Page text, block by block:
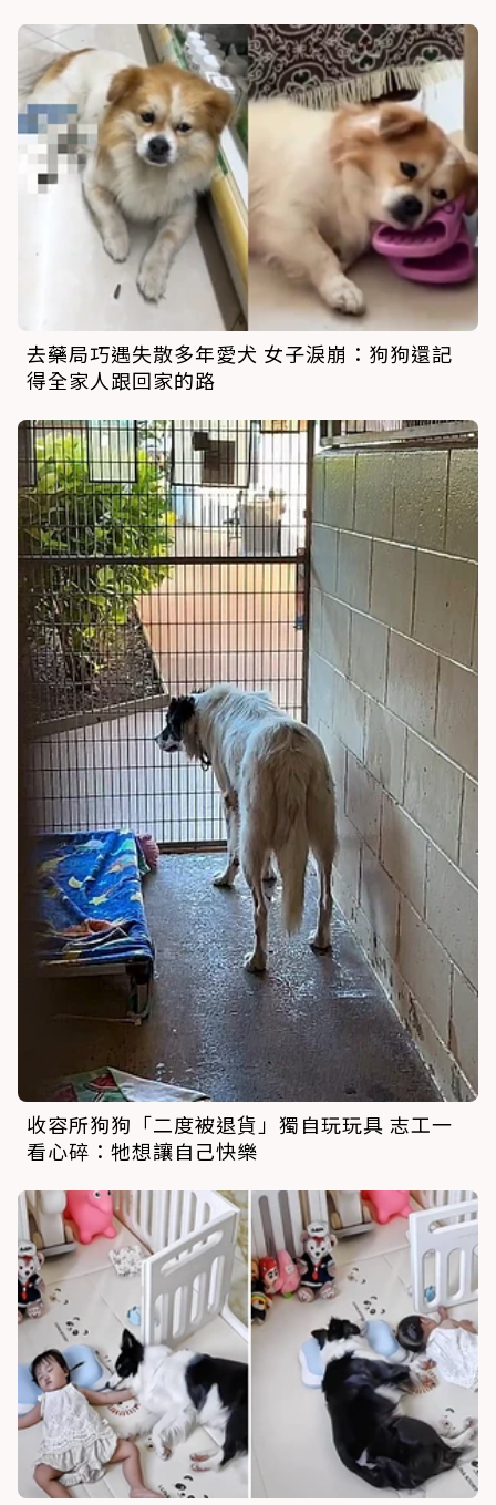
去藥局巧遇失散多年愛犬 女子淚崩：狗狗還記
得全家人跟回家的路
收容所狗狗「二度被退貨」獨自玩玩具 志工一
看心碎：牠想讓自己快樂